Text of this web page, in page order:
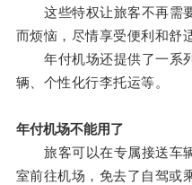
这些特权让旅客不再需
而烦恼，尽情享受便利和舒
年付机场还提供了一系
辆、个性化行李托运等。
年付机场不能用了
旅客可以在专属接送车辆
室前往机场，免去了自驾或